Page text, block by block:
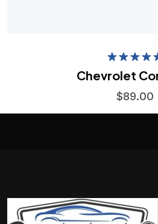
out of 5
Chevrolet
$89.00
Add to Wishlist